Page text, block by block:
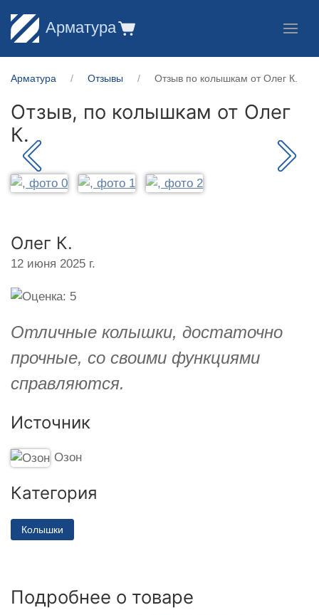
Арматура
Арматура Отзывы Отзыв по колышкам от Олег К.
Отзыв, по колышкам от Олег
К.
Олег К.
12 июня 2025 г.
Отличные колышки, достаточно
прочные, со своими функциями
справляются.
Источник
Озон
Категория
Колышки
Подробнее о товаре